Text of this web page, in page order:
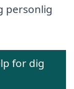
personlig
for dig